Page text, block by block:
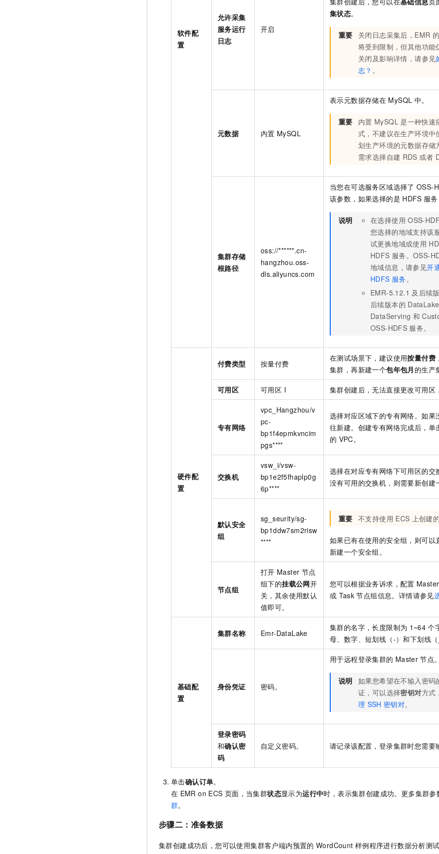
软件配
置
允许采集
服务运行
日志
开启
集状态。
重要 关闭日志采集后，EMR
将受到限制，但其他功能
关闭及影响详情，请参见
志？ 。
元数据 内置 MySQL
表示元数据存储在 MySQL 中。
重要 内置 MySQL 是一种快速
式，不建议在生产环境中
划生产环境的元数据存储
需求选择自建 RDS 或者
集群存储
根路径
oss://******.cn-
hangzhou.oss-
dls.aliyuncs.com
当您在可选服务区域选择了 OSS-
该参数，如果选择的是 HDFS 服
说明 在选择使用 OSS-
您选择的地域支持该
试更换地域或使用
HDFS 服务。OSS-
地域信息，请参见开
HDFS 服务。
EMR-5.12.1 及后续
后续版本的
DataServing 和
OSS-HDFS 服务。
硬件配
置
付费类型 按量付费
在测试场景下，建议使用按量付费
集群，再新建一个包年包月 的生产
可用区 可用区 I 集群创建后，无法直接更改可用区
专有网络
vpc_Hangzhou/v
pc-
bp1f4epmkvncim
pgs****
选择对应区域下的专有网络。如果
往新建。创建专有网络完成后，单
的 VPC。
交换机
vsw_i/vsw-
bp1e2f5fhaplp0g
6p****
选择在对应专有网络下可用区的交
没有可用的交换机，则需要新创建
默认安全
组
sg_seurity/sg-
bp1ddw7sm2risw
****
重要 不支持使用 ECS 上创建
如果已有在使用的安全组，则可以
新建一个安全组。
节点组
打开 Master 节点
组下的挂载公网开
关，其余使用默认
值即可。
您可以根据业务诉求，配置 Master
或 Task 节点组信息。详情请参见
基础配
置
集群名称 Emr-DataLake
集群的名字，长度限制为 1~64 个
母、数字、短划线（-）和下划线（
身份凭证 密码。
用于远程登录集群的 Master 节点。
说明 如果您希望在不输入密码
证，可以选择密钥对方式
理 SSH 密钥对。
登录密码
和确认密
码
自定义密码。 请记录该配置，登录集群时您需要
单击确认订单。
在 EMR on ECS 页面，当集群状态显示为运行中时，表示集群创建成功。更多集群
群。
步骤二：准备数据
集群创建成功后，您可以使用集群客户端内预置的 WordCount 样例程序进行数据分析测